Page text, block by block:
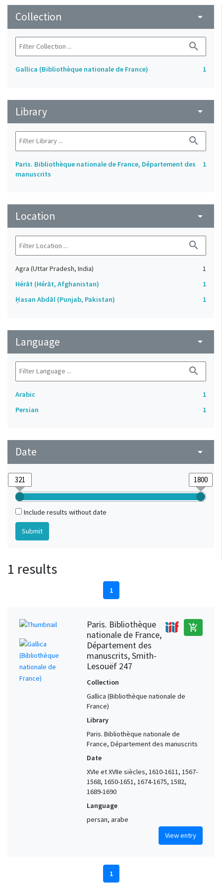
Collection arrow_drop_down
search
Gallica (Bibliothèque nationale de France) 1
Library arrow_drop_down
search
Paris. Bibliothèque nationale de France, Département des
manuscrits
1
Location arrow_drop_down
search
Agra (Uttar Pradesh, India)
1
Hérāt (Hérāt, Afghanistan)
1
Ḥasan Abdāl (Punjab, Pakistan)
1
Language arrow_drop_down
search
Arabic
1
Persian
1
Date arrow_drop_down
Include results without date
1 results
1
Paris. Bibliothèque
nationale de France,
Département des
manuscrits, Smith-
Lesouëf 247
add_shopping_cart
Collection
Gallica (Bibliothèque nationale de
France)
Library
Paris. Bibliothèque nationale de
France, Département des manuscrits
Date
XVIe et XVIIe siècles, 1610-1611, 1567-
1568, 1650-1651, 1674-1675, 1582,
1689-1690
Language
persan, arabe
View entry
1